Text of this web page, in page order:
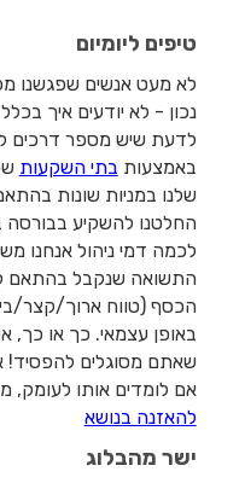
טיפים ליומיום
לא מעט אנשים שפגשנו
נכון - לא יודעים איך
לדעת שיש מספר דרכים
באמצעות בתי השקעות
שלנו במניות שונות
החלטנו להשקיע
לכמה דמי ניהול אנחנו
התשואה שנקבל בהתאם
הכסף (טווח ארוך/קצר/
באופן עצמאי. כך או כך,
שאתם מסוגלים
אם לומדים אותו לעומק,
להאזנה בנושא
ישר מהבלוג